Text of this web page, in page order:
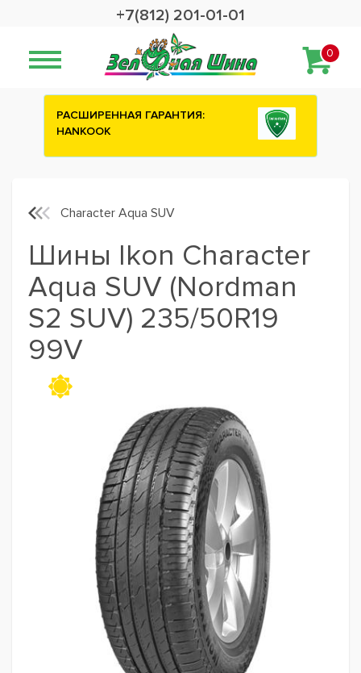
+7(812) 201-01-01
0
Сashback 2500 рублей на зимние
Character Aqua SUV
Шины Ikon Character
Aqua SUV (Nordman
S2 SUV) 235/50R19
99V